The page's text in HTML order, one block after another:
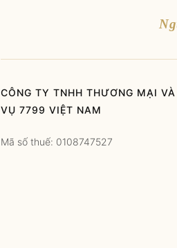
CÔNG TY TNHH THƯƠNG MẠI
VỤ 7799 VIỆT NAM
Mã số thuế: 0108747527